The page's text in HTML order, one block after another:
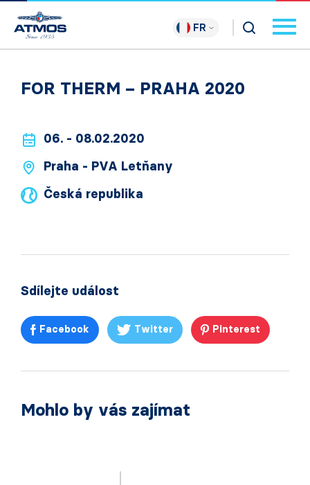
FR
FOR THERM – PRAHA 2020
06. - 08.02.2020
Praha - PVA Letňany
Česká republika
Sdílejte událost
Facebook Twitter Pinterest
Mohlo by vás zajímat